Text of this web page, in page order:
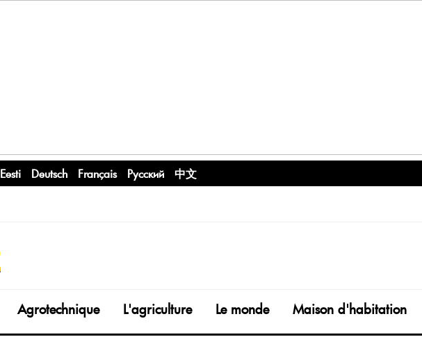
Eesti Deutsch Français Русский 中文
Agrotechnique L'agriculture Le monde Maison d'habitation